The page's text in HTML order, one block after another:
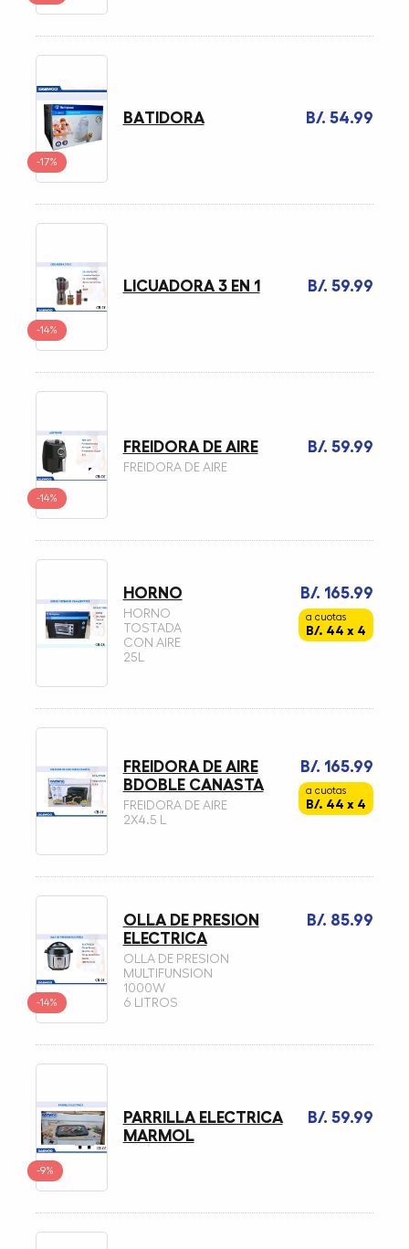
-17%
B/. 54.99
BATIDORA
-14%
B/. 59.99
LICUADORA 3 EN 1
-14%
B/. 59.99
FREIDORA DE AIRE
FREIDORA DE AIRE
B/. 165.99
a cuotas
B/. 44 x 4
HORNO
HORNO
TOSTADA
CON AIRE
25L
B/. 165.99
a cuotas
B/. 44 x 4
FREIDORA DE AIRE
BDOBLE CANASTA
FREIDORA DE AIRE
2X4.5 L
-14%
B/. 85.99
OLLA DE PRESION
ELECTRICA
OLLA DE PRESION
MULTIFUNSION
1000W
6 LITROS
-9%
B/. 59.99
PARRILLA ELECTRICA
MARMOL